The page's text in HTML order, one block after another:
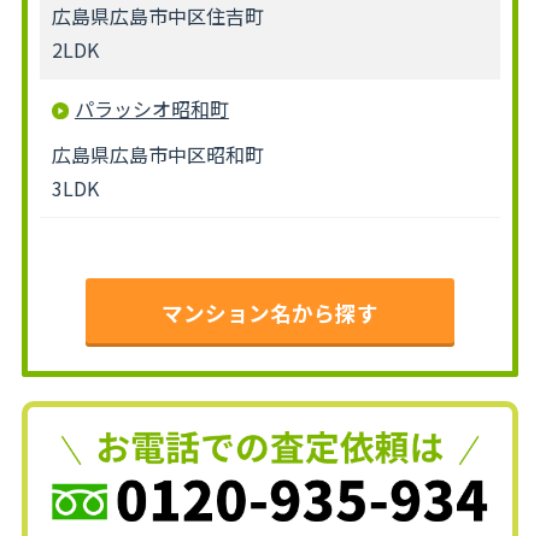
広島県広島市中区住吉町
2LDK
パラッシオ昭和町
広島県広島市中区昭和町
3LDK
マンション名から探す